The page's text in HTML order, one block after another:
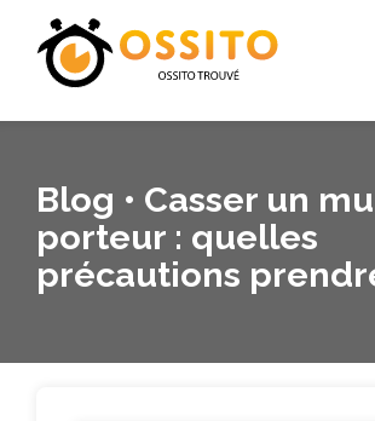
Blog • Casser un
porteur : quelles
précautions